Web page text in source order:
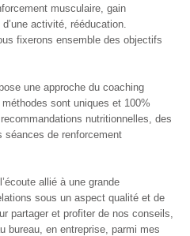
musculaire, gain
activité, rééducation.
fixerons ensemble des objectifs
une approche du coaching
sont uniques et 100%
nutritionnelles, des
séances de renforcement
allié à une grande
sous un aspect qualité et de
partager et profiter de nos conseils,
bureau, en entreprise, parmi mes